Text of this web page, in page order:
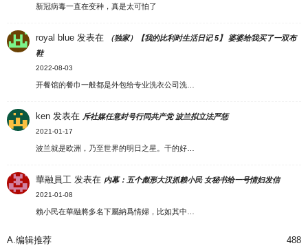
新冠病毒一直在变种，真是太可怕了
royal blue 发表在
（独家）【我的比利时生活日记 5】 婆婆给我买了一双布
鞋
2022-08-03
开餐馆的餐巾一般都是外包给专业洗衣公司洗…
ken 发表在 斥社媒任意封号行同共产党 波兰拟立法严惩
2021-01-17
波兰就是欧洲，乃至世界的明日之星。干的好…
華融員工 发表在 内幕：五个彪形大汉抓赖小民 女秘书给一号情妇发信
2021-01-08
賴小民在華融將多名下屬納爲情婦，比如其中…
A.编辑推荐 488